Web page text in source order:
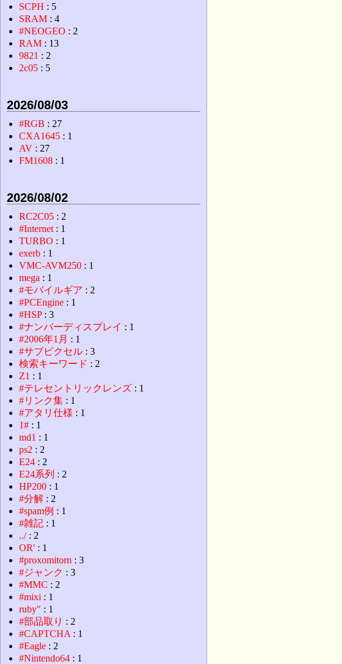
SCPH : 5
SRAM : 4
#NEOGEO : 2
RAM : 13
9821 : 2
2c05 : 5
2026/08/03
#RGB : 27
CXA1645 : 1
AV : 27
FM1608 : 1
2026/08/02
RC2C05 : 2
#Internet : 1
TURBO : 1
exerb : 1
VMC-AVM250 : 1
mega : 1
#モバイルギア : 2
#PCEngine : 1
#HSP: 3
#ナンバーディスプレイ : 1
#2006年1月 : 1
#サブピクセル : 3
検索キーワード : 2
Z1 : 1
#テレセントリックレンズ : 1
#リンク集 : 1
#アタリ仕様 : 1
1# : 1
md1 : 1
ps2 : 2
E24 : 2
E24系列 : 2
HP200 : 1
#分解 : 2
#spam例 : 1
#雑記 : 1
../: 2
OR' : 1
#proxomitorn : 3
#ジャンク : 3
#MMC : 2
#mixi : 1
ruby" : 1
#部品取り : 2
#CAPTCHA : 1
#Eagle : 2
#Nintendo64 : 1